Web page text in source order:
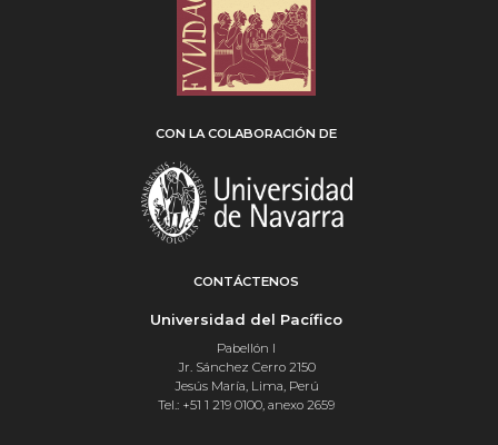
CON LA COLABORACIÓN DE
CONTÁCTENOS
Universidad del Pacífico
Pabellón I
Jr. Sánchez Cerro 2150
Jesús María, Lima, Perú
Tel.: +51 1 219 0100, anexo 2659